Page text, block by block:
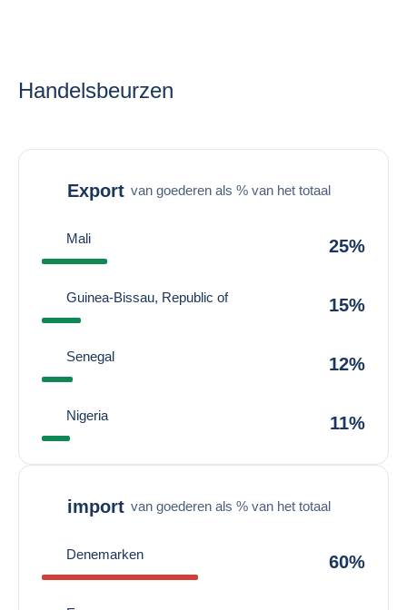
Handelsbeurzen
Export van goederen als % van het totaal
Mali 25%
Guinea-Bissau, Republic of 15%
Senegal 12%
Nigeria 11%
import van goederen als % van het totaal
Denemarken 60%